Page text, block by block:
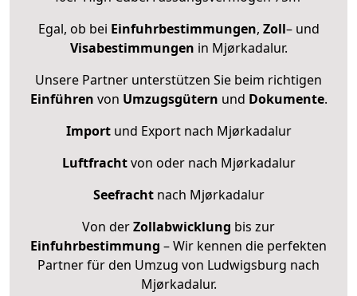
Egal, ob bei Einfuhrbestimmungen, Zoll– und
Visabestimmungen in Mjørkadalur.
Unsere Partner unterstützen Sie beim richtigen
Einführen von Umzugsgütern und Dokumente.
Importund Export nach Mjørkadalur
Luftfrachtvon oder nach Mjørkadalur
Seefrachtnach Mjørkadalur
Von derZollabwicklung bis zur
Einfuhrbestimmung – Wir kennen die perfekten
Partner für den Umzug von Ludwigsburg nach
Mjørkadalur.